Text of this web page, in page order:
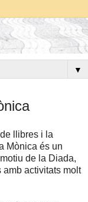
▼
llibres i la
Mònica és un
de la Diada,
activitats molt